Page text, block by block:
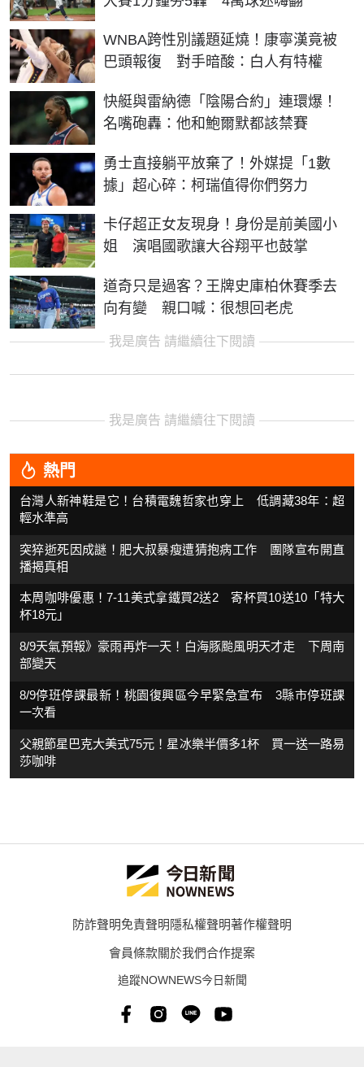
WNBA跨性別議題延燒！康寧漢竟被
巴頭報復 對手暗酸：白人有特權
快艇與雷納德「陰陽合約」連環爆！
名嘴砲轟：他和鮑爾默都該禁賽
勇士直接躺平放棄了！外媒提「1數
據」超心碎：柯瑞值得你們努力
卡仔超正女友現身！身份是前美國小
姐 演唱國歌讓大谷翔平也鼓掌
道奇只是過客？王牌史庫柏休賽季去
向有變 親口喊：很想回老虎
我是廣告 請繼續往下閱讀
我是廣告 請繼續往下閱讀
熱門
台灣人新神鞋是它！台積電魏哲家也穿上 低調藏38年：超
輕水準高
突猝逝死因成謎！肥大叔暴瘦遭猜抱病工作 團隊宣布開直
播揭真相
本周咖啡優惠！7-11美式拿鐵買2送2 寄杯買10送10「特大
杯18元」
8/9天氣預報》豪雨再炸一天！白海豚颱風明天才走 下周南
部變天
8/9停班停課最新！桃園復興區今早緊急宣布 3縣市停班課
一次看
父親節星巴克大美式75元！星冰樂半價多1杯 買一送一路易
莎咖啡
防詐聲明免責聲明隱私權聲明著作權聲明
會員條款關於我們合作提案
追蹤NOWNEWS今日新聞